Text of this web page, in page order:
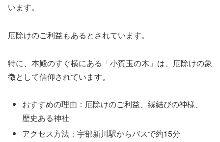
います。
厄除けのご利益もあるとされています。
特に、本殿のすぐ横にある「小賀玉の木」は、厄除けの象
徴として信仰されています。
おすすめの理由：厄除けのご利益、縁結びの神様、
歴史ある神社
アクセス方法：宇部新川駅からバスで約15分